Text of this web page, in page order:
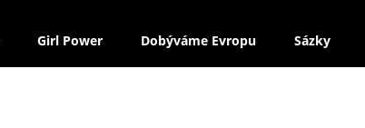
Girl Power Dobýváme Evropu Sázky